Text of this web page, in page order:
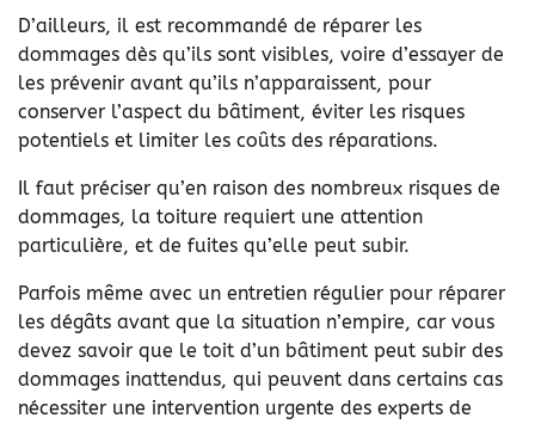
D’ailleurs, il est recommandé de réparer les
dommages dès qu’ils sont visibles, voire d’essayer de
les prévenir avant qu’ils n’apparaissent, pour
conserver l’aspect du bâtiment, éviter les risques
potentiels et limiter les coûts des réparations.
Il faut préciser qu’en raison des nombreux risques de
dommages, la toiture requiert une attention
particulière, et de fuites qu’elle peut subir.
Parfois même avec un entretien régulier pour réparer
les dégâts avant que la situation n’empire, car vous
devez savoir que le toit d’un bâtiment peut subir des
dommages inattendus, qui peuvent dans certains cas
nécessiter une intervention urgente des experts de